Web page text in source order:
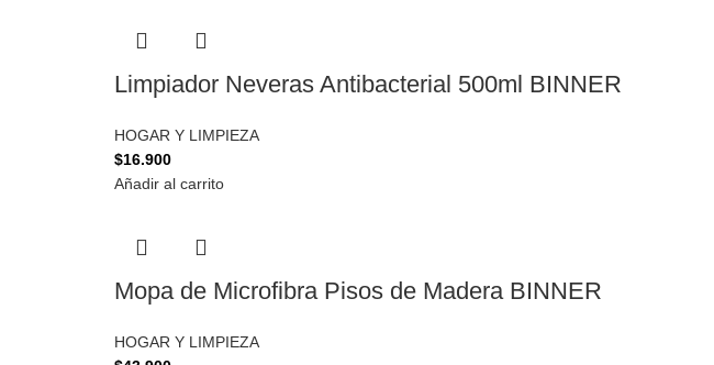
Limpiador Neveras Antibacterial 500ml BINNER
HOGAR Y LIMPIEZA
$16.900
Añadir al carrito
Mopa de Microfibra Pisos de Madera BINNER
HOGAR Y LIMPIEZA